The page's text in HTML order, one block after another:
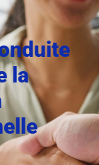
la